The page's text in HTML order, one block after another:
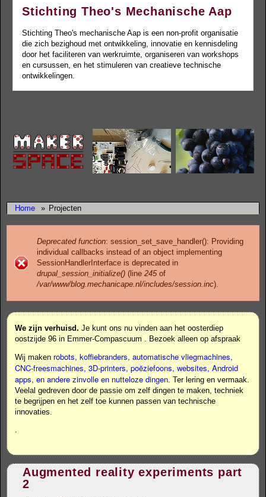
Stichting Theo's Mechanische Aap
Stichting Theo's mechanische Aap is een non-profit organisatie
die zich bezighoud met ontwikkeling, innovatie en kennisdeling
door het faciliteren van werkruimte, organiseren van workshops
en cursussen, en het stimuleren van creatieve technische
ontwikkelingen.
Home » Projecten
Error message
Deprecated function: session_set_save_handler(): Providing
individual callbacks instead of an object implementing
SessionHandlerInterface is deprecated in
drupal_session_initialize() (line 245of
/var/www/blog.mechanicape.nl/includes/session.inc).
We zijn verhuisd. Je kunt ons nu vinden aan het oosterdiep
oostzijde 96 in Emmer-Compascuum . Bezoek alleen op afspraak
Wij maken robots, koffiebranders, automatische vliegmachines,
CNC-freesmachines, 3D-printers, poëziefoons, websites, Android
apps, en andere zinvolle en nutteloze dingen. Ter lering en vermaak.
Veelal gedreven door de passie om zelf dingen te maken, techniek
te begrijpen en het zelf toe kunnen passen van technische
innovaties.
.
Augmented reality experiments part
2